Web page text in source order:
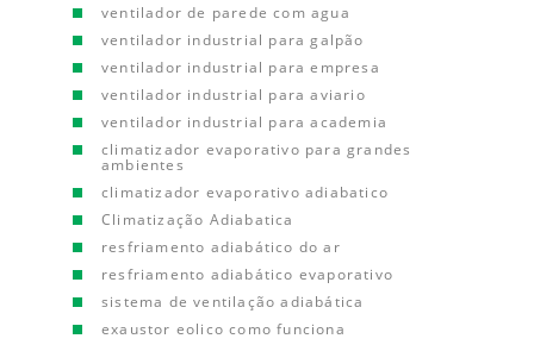
ventilador de parede com agua
ventilador industrial para galpão
ventilador industrial para empresa
ventilador industrial para aviario
ventilador industrial para academia
climatizador evaporativo para grandes
ambientes
climatizador evaporativo adiabatico
Climatização Adiabatica
resfriamento adiabático do ar
resfriamento adiabático evaporativo
sistema de ventilação adiabática
exaustor eolico como funciona